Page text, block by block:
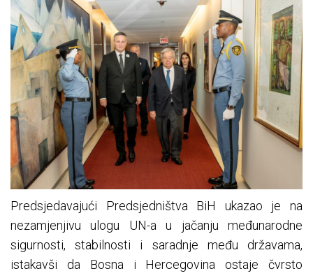
Predsjedavajući Predsjedništva BiH ukazao je na
nezamjenjivu ulogu UN-a u jačanju međunarodne
sigurnosti, stabilnosti i saradnje među državama,
istakavši da Bosna i Hercegovina ostaje čvrsto